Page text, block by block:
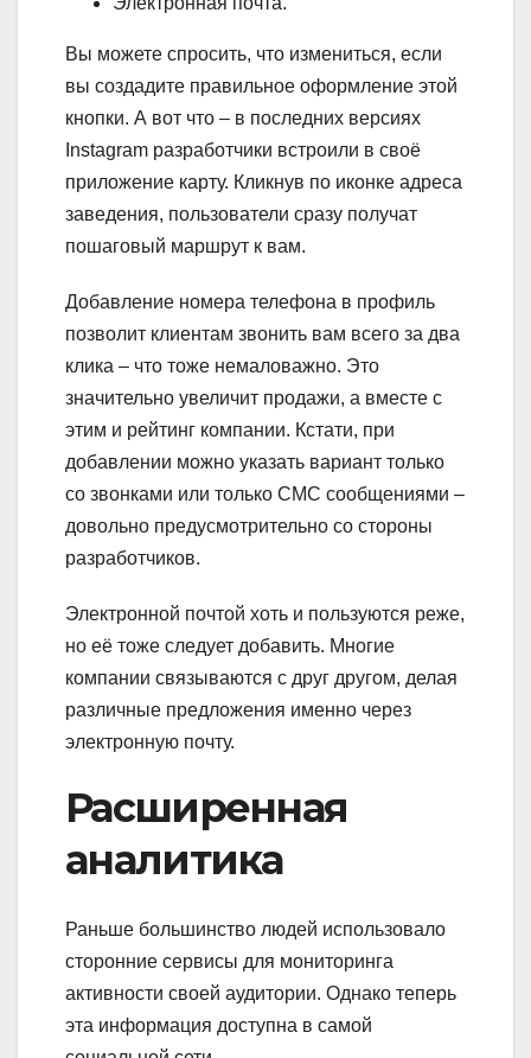
Вы можете спросить, что измениться, если
вы создадите правильное оформление этой
кнопки. А вот что – в последних версиях
Instagram разработчики встроили в своё
приложение карту. Кликнув по иконке адреса
заведения, пользователи сразу получат
пошаговый маршрут к вам.
Добавление номера телефона в профиль
позволит клиентам звонить вам всего за два
клика – что тоже немаловажно. Это
значительно увеличит продажи, а вместе с
этим и рейтинг компании. Кстати, при
добавлении можно указать вариант только
со звонками или только СМС сообщениями –
довольно предусмотрительно со стороны
разработчиков.
Электронной почтой хоть и пользуются реже,
но её тоже следует добавить. Многие
компании связываются с друг другом, делая
различные предложения именно через
электронную почту.
Расширенная
аналитика
Раньше большинство людей использовало
сторонние сервисы для мониторинга
активности своей аудитории. Однако теперь
эта информация доступна в самой